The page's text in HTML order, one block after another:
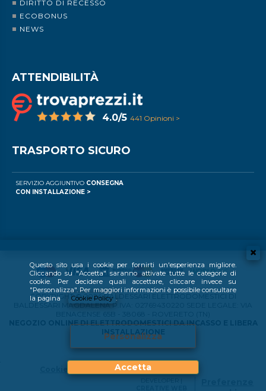
Questo sito usa i cookie per fornirti un'esperienza migliore.
Cliccando su "Accetta" saranno attivate tutte le categorie di
cookie. Per decidere quali accettare, cliccare invece su
"Personalizza". Per maggiori informazioni è possibile consultare
la pagina
Cookie Policy .
Personalizza
Accetta
DIRITTO DI RECESSO
ECOBONUS
NEWS
ATTENDIBILITÀ
4.0/5 441 Opinioni >
TRASPORTO SICURO
SERVIZIO AGGIUNTIVO CONSEGNA
CON INSTALLAZIONE >
COPYRIGHT © 2024 BALDESSARI ELETTRODOMESTICI DI
BALDESSARI MAGDALENA P.IVA: 02769430220 SEDE LEGALE: VIA
NEGOZIO ONLINE DI ELETTRODOMESTICI DA INCASSO E LIBERA
INSTALLAZIONE
DEVELOPER |